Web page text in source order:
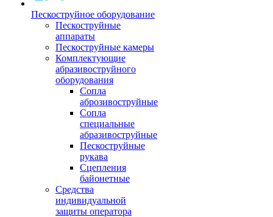
Пескоструйное оборудование
Пескоструйные
аппараты
Пескоструйные камеры
Комплектующие
абразивоструйного
оборудования
Сопла
аброзивоструйные
Сопла
специальные
абразивоструйные
Пескоструйные
рукава
Сцепления
байонетные
Средства
индивидуальной
защиты оператора